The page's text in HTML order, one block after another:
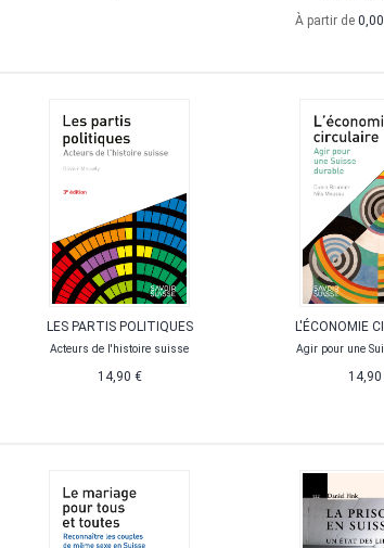
À partir de
LES PARTIS POLITIQUES
Acteurs de l'histoire suisse
14,90 €
L'ÉCONOMIE
Agir pour une
14,90